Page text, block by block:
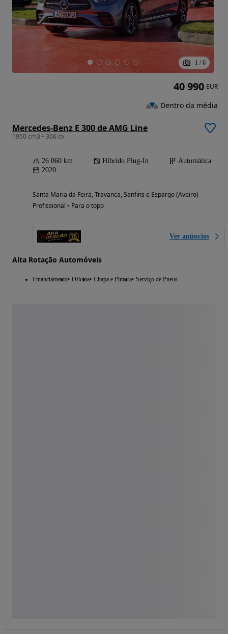
1 / 6
Mercedes-Benz E 300 de AMG Line
1950 cm3 • 306 cv
26 060 km Híbrido Plug-In
Automática
2020
Santa Maria da Feira, Travanca, Sanfins e Espargo (Aveiro)
Profissional • Para o topo
Ver anúncios
Alta Rotação Automóveis
Financiamento Oficina Chapa e Pintura Serviço de Pneus
40 990 EUR
Dentro da média